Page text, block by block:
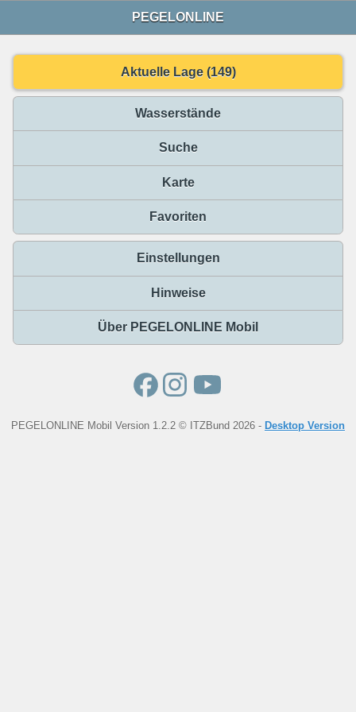
PEGELONLINE
Aktuelle Lage (149)
Wasserstände
Suche
Karte
Favoriten
Einstellungen
Hinweise
Über PEGELONLINE Mobil
PEGELONLINE Mobil Version 1.2.2 © ITZBund 2026 - Desktop Version